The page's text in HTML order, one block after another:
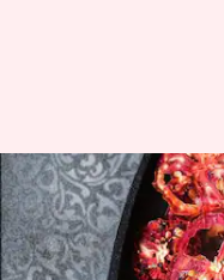
धूप में सुखाए
जा सकता है
रेसिपी